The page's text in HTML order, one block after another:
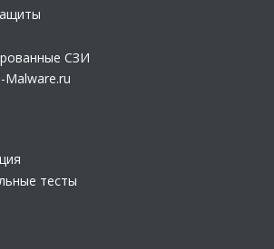
СЗИ
Malware.ru
тесты